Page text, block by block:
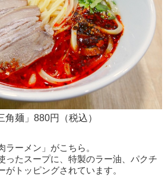
角麺」880円（税込）
ラーメン」がこちら。
ったスープに、特製のラー油、パクチ
がトッピングされています。